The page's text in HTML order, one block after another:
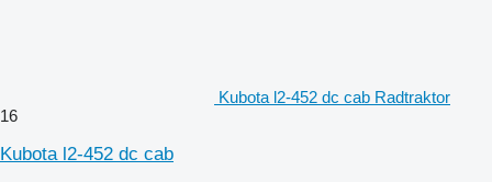
Kubota l2-452 dc cab Radtraktor
16
Kubota l2-452 dc cab